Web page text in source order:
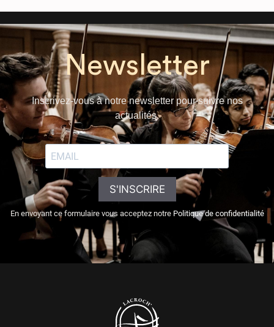
Newsletter
Inscrivez-vous à notre newsletter pour suivre nos
actualités.
S'INSCRIRE
En envoyant ce formulaire vous acceptez notre Politique de confidentialité